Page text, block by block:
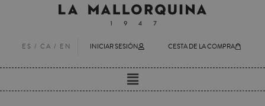
ES / CA / EN INICIAR SESIÓN CESTA DE LA COMPRA